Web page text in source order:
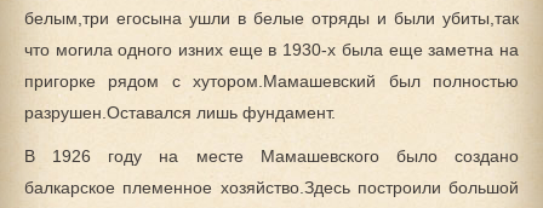
белым,три егосына ушли в белые отряды и были убиты,так
что могила одного изних еще в 1930-х была еще заметна на
пригорке рядом с хутором.Мамашевский был полностью
разрушен.Оставался лишь фундамент.
В 1926 году на месте Мамашевского было создано
балкарское племенное хозяйство.Здесь построили большой